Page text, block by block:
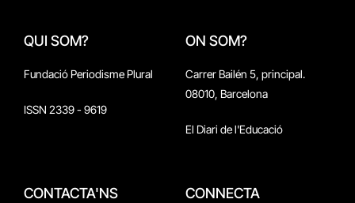
QUI SOM?
Fundació Periodisme Plural
ISSN 2339 - 9619
ON SOM?
Carrer Bailén 5, principal.
08010, Barcelona
El Diari de l'Educació
CONTACTA'NS CONNECTA